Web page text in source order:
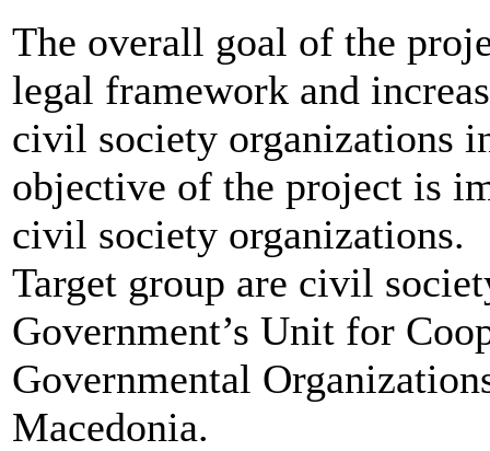
The overall goal of the
legal framework and
civil society organizations
objective of the project is
civil society organizations.
Target group are civil
Government’s Unit for
Governmental
Macedonia.